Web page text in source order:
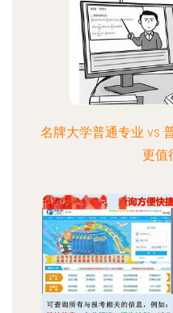
名牌大学普通专业 vs
更值